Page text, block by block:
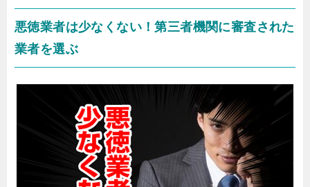
悪徳業者は少なくない！第三者機関に審査された
業者を選ぶ